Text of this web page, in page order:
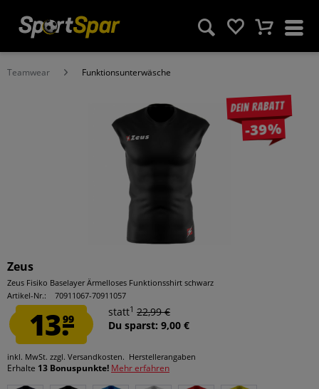
Teamwear Funktionsunterwäsche
Dein Rabatt
-39%
Zeus
Zeus Fisiko Baselayer Ärmelloses Funktionsshirt schwarz
Artikel-Nr.:
70911067-70911057
13.99
statt1 22,99 €
Du sparst: 9,00 €
inkl. MwSt. zzgl. Versandkosten. Herstellerangaben
Erhalte 13 Bonuspunkte! Mehr erfahren